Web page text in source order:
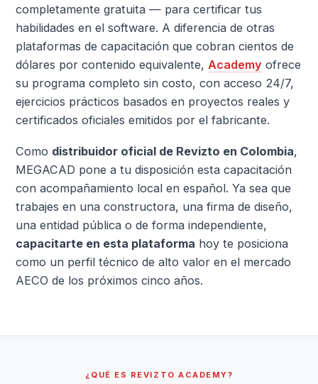
completamente gratuita — para certificar tus
habilidades en el software. A diferencia de otras
plataformas de capacitación que cobran cientos de
dólares por contenido equivalente, Academy ofrece
su programa completo sin costo, con acceso 24/7,
ejercicios prácticos basados en proyectos reales y
certificados oficiales emitidos por el fabricante.
Como distribuidor oficial de Revizto en Colombia,
MEGACAD pone a tu disposición esta capacitación
con acompañamiento local en español. Ya sea que
trabajes en una constructora, una firma de diseño,
una entidad pública o de forma independiente,
capacitarte en esta plataforma hoy te posiciona
como un perfil técnico de alto valor en el mercado
AECO de los próximos cinco años.
¿QUÉ ES REVIZTO ACADEMY?